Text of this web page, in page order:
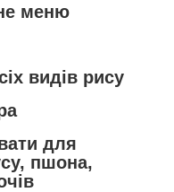
меню
видів рису
для
пшона,